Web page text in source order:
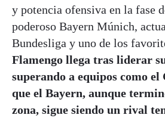
y potencia ofensiva en la fase
poderoso Bayern Múnich,
Bundesliga y uno de los
Flamengo llega tras liderar
superando a equipos como el
que el Bayern, aunque
zona, sigue siendo un rival